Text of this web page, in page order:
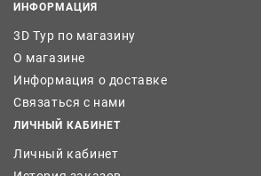
ИНФОРМАЦИЯ
3D Тур по магазину
О магазине
Информация о доставке
Связаться с нами
ЛИЧНЫЙ КАБИНЕТ
Личный кабинет